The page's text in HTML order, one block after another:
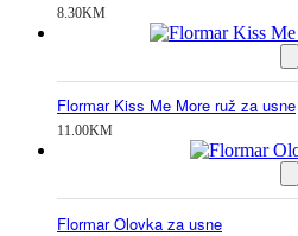
8.30KM
Flormar Kiss Me More ruž za usne
11.00KM
Flormar Olovka za usne